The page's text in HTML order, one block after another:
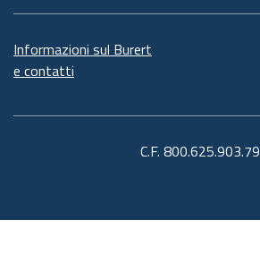
Informazioni sul Burert
e contatti
C.F. 800.625.903.79